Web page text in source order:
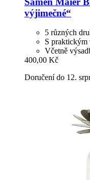
výjimečné“
5 různých
S praktickým
Včetně
400,00 Kč
Doručení do 12.